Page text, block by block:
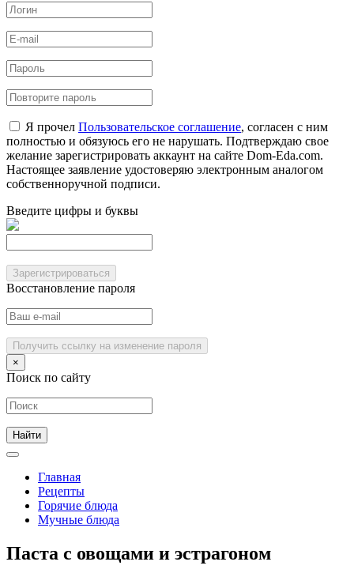
Я прочел Пользовательское соглашение, согласен с ним
полностью и обязуюсь его не нарушать. Подтверждаю свое
желание зарегистрировать аккаунт на сайте Dom-Eda.com.
Настоящее заявление удостоверяю электронным аналогом
собственноручной подписи.
Введите цифры и буквы
Зарегистрироваться
Восстановление пароля
Получить ссылку на изменение пароля
×
Поиск по сайту
Главная
Рецепты
Горячие блюда
Мучные блюда
Паста с овощами и эстрагоном